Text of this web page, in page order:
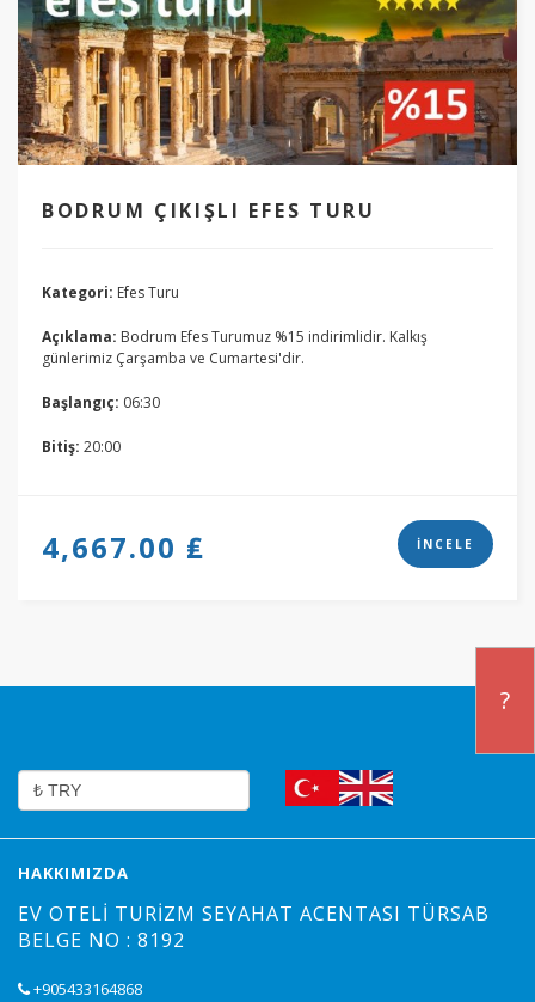
BODRUM ÇIKIŞLI EFES TURU
Kategori: Efes Turu
Açıklama: Bodrum Efes Turumuz %15 indirimlidir. Kalkış
günlerimiz Çarşamba ve Cumartesi'dir.
Başlangıç: 06:30
Bitiş: 20:00
4,667.00 ₤ İNCELE
HAKKIMIZDA
EV OTELI TURIZM SEYAHAT ACENTASI TÜRSAB
BELGE NO : 8192
+905433164868
?